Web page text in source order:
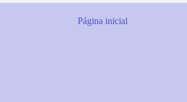
Página inicial